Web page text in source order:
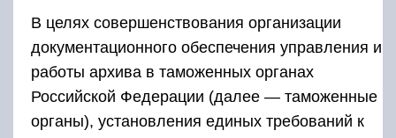
В целях совершенствования организации
документационного обеспечения управления и
работы архива в таможенных органах
Российской Федерации (далее — таможенные
органы), установления единых требований к